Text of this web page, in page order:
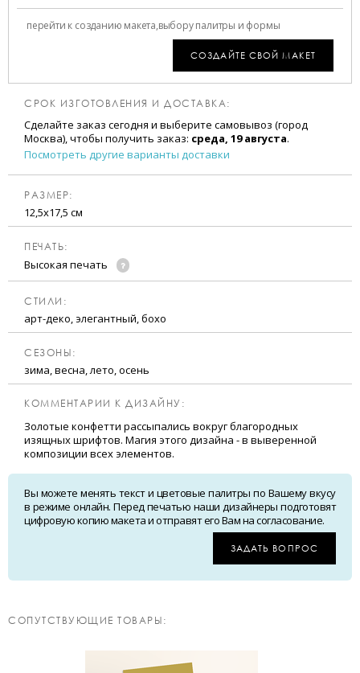
перейти к созданию макета,выбору палитры и формы
СОЗДАЙТЕ СВОЙ МАКЕТ
СРОК ИЗГОТОВЛЕНИЯ И ДОСТАВКА:
Сделайте заказ сегодня и выберите самовывоз (город
Москва), чтобы получить заказ: среда, 19 августа.
Посмотреть другие варианты доставки
РАЗМЕР:
12,5х17,5 см
ПЕЧАТЬ:
Высокая печать
CТИЛИ:
арт-деко, элегантный, бохо
CЕЗОНЫ:
зима, весна, лето, осень
КОММЕНТАРИИ К ДИЗАЙНУ:
Золотые конфетти рассыпались вокруг благородных
изящных шрифтов. Магия этого дизайна - в выверенной
композиции всех элементов.
Вы можете менять текст и цветовые палитры по Вашему вкусу
в режиме онлайн. Перед печатью наши дизайнеры подготовят
цифровую копию макета и отправят его Вам на согласование.
ЗАДАТЬ ВОПРОС
CОПУТСТВУЮЩИЕ ТОВАРЫ: